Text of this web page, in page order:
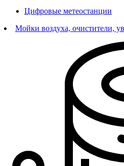
Цифровые метеостанции
Мойки воздуха, очистители,